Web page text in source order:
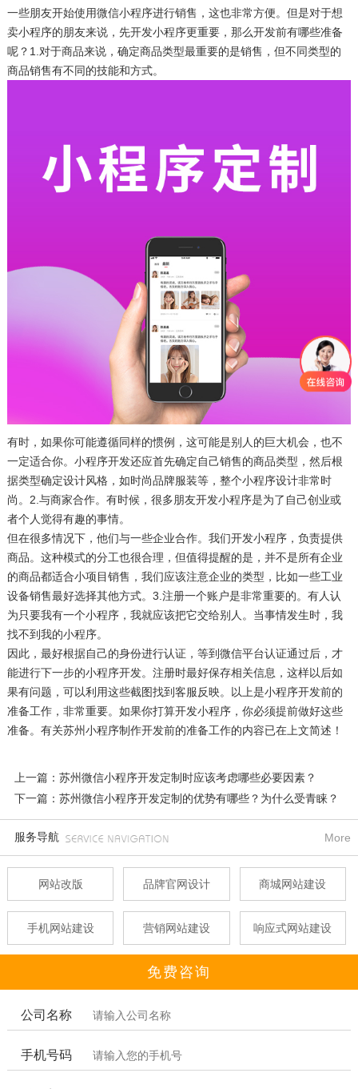
一些朋友开始使用微信小程序进行销售，这也非常方便。但是对于想
卖小程序的朋友来说，先开发小程序更重要，那么开发前有哪些准备
呢？1.对于商品来说，确定商品类型最重要的是销售，但不同类型的
商品销售有不同的技能和方式。
有时，如果你可能遵循同样的惯例，这可能是别人的巨大机会，也不
一定适合你。小程序开发还应首先确定自己销售的商品类型，然后根
据类型确定设计风格，如时尚品牌服装等，整个小程序设计非常时
尚。2.与商家合作。有时候，很多朋友开发小程序是为了自己创业或
者个人觉得有趣的事情。
但在很多情况下，他们与一些企业合作。我们开发小程序，负责提供
商品。这种模式的分工也很合理，但值得提醒的是，并不是所有企业
的商品都适合小项目销售，我们应该注意企业的类型，比如一些工业
设备销售最好选择其他方式。3.注册一个账户是非常重要的。有人认
为只要我有一个小程序，我就应该把它交给别人。当事情发生时，我
找不到我的小程序。
因此，最好根据自己的身份进行认证，等到微信平台认证通过后，才
能进行下一步的小程序开发。注册时最好保存相关信息，这样以后如
果有问题，可以利用这些截图找到客服反映。以上是小程序开发前的
准备工作，非常重要。如果你打算开发小程序，你必须提前做好这些
准备。有关苏州小程序制作开发前的准备工作的内容已在上文简述！
上一篇：苏州微信小程序开发定制时应该考虑哪些必要因素？
下一篇：苏州微信小程序开发定制的优势有哪些？为什么受青睐？
服务导航 More
网站改版 品牌官网设计 商城网站建设
手机网站建设 营销网站建设 响应式网站建设
免费咨询
公司名称
手机号码